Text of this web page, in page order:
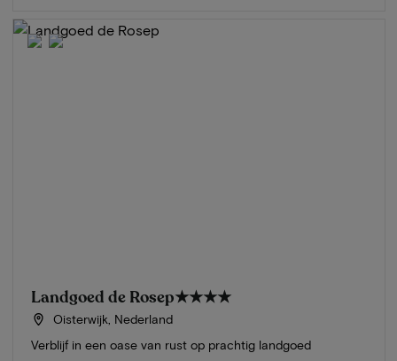
Landgoed de Rosep★★★★
Oisterwijk, Nederland
Verblijf in een oase van rust op prachtig landgoed